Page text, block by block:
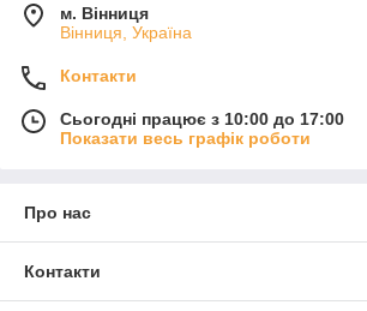
м. Вінниця
Вінниця, Україна
Контакти
Сьогодні працює з 10:00 до 17:00
Показати весь графік роботи
Про нас
Контакти